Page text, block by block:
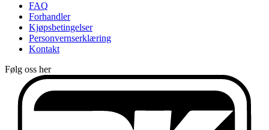
FAQ
Forhandler
Kjøpsbetingelser
Personvernserklæring
Kontakt
Følg oss her